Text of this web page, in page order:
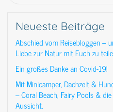
Neueste Beiträge
Abschied vom Reisebloggen –
Liebe zur Natur mit Euch zu
Ein großes Danke an Covid-19!
Mit Minicamper, Dachzelt &
– Coral Beach, Fairy Pools &
Aussicht.